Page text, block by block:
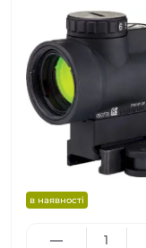
в наявності